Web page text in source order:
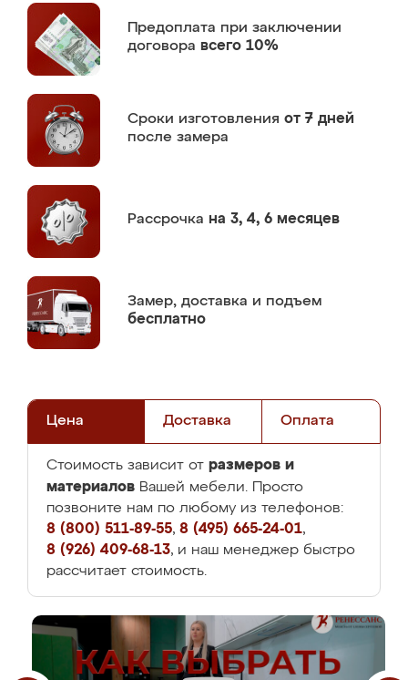
Предоплата при заключении
договора всего 10%
Сроки изготовления от 7 дней
после замера
Рассрочка на 3, 4, 6 месяцев
Замер, доставка и подъем
бесплатно
Цена Доставка Оплата
Стоимость зависит от размеров и
материалов Вашей мебели. Просто
позвоните нам по любому из телефонов:
8 (800) 511-89-55, 8 (495) 665-24-01,
8 (926) 409-68-13, и наш менеджер быстро
рассчитает стоимость.